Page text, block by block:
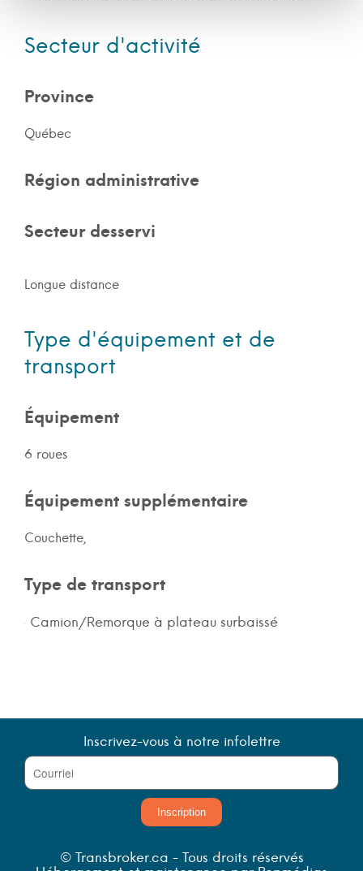
Secteur d'activité
Province
Québec
Région administrative
Secteur desservi
Longue distance
Type d'équipement et de
transport
Équipement
6 roues
Équipement supplémentaire
Couchette,
Type de transport
Camion/Remorque à plateau surbaissé
Inscrivez-vous à notre infolettre
Inscription
© Transbroker.ca - Tous droits réservés